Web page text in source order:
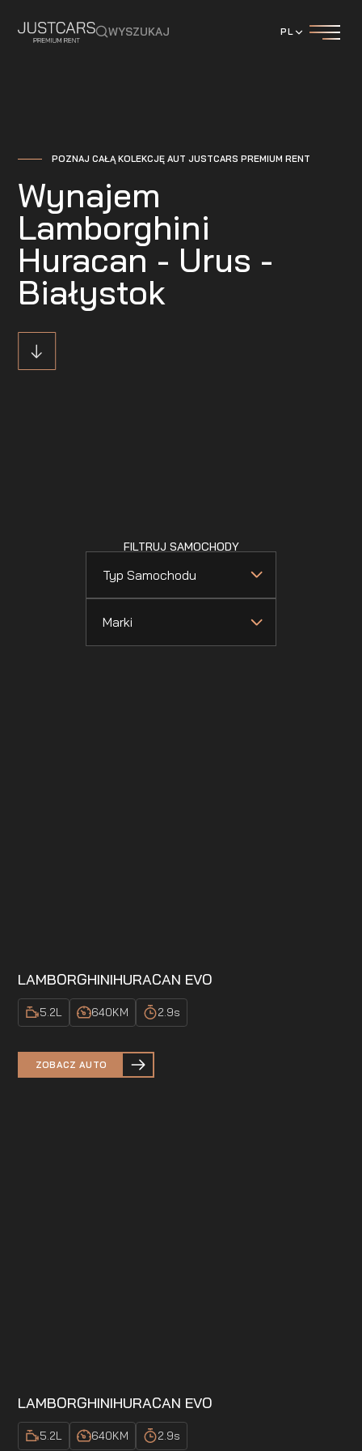
WYSZUKAJ PL
POZNAJ CAŁĄ KOLEKCJĘ AUT JUSTCARS PREMIUM RENT
Wynajem
Lamborghini
Huracan - Urus -
Białystok
FILTRUJ SAMOCHODY
Typ Samochodu
Marki
LAMBORGHINIHURACAN EVO
5.2L 640KM 2.9s
ZOBACZ AUTO
LAMBORGHINIHURACAN EVO
5.2L 640KM 2.9s